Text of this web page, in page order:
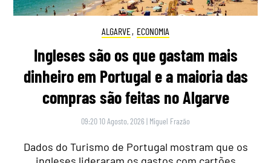
ALGARVE, ECONOMIA
Ingleses são os que gastam mais
dinheiro em Portugal e a maioria das
compras são feitas no Algarve
09:20 10 Agosto, 2026 | Miguel Frazão
Dados do Turismo de Portugal mostram que os